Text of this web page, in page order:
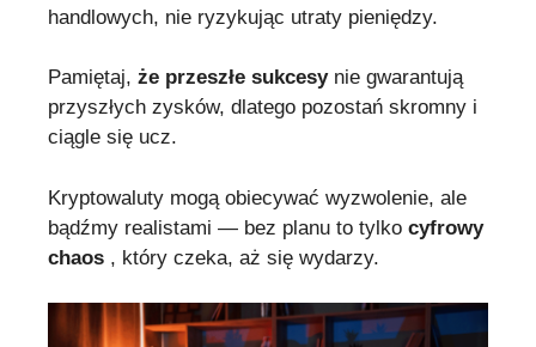
handlowych, nie ryzykując utraty pieniędzy.
Pamiętaj, że przeszłe sukcesynie gwarantują
przyszłych zysków, dlatego pozostań skromny i
ciągle się ucz.
Kryptowaluty mogą obiecywać wyzwolenie, ale
bądźmy realistami — bez planu to tylko cyfrowy
chaos , który czeka, aż się wydarzy.